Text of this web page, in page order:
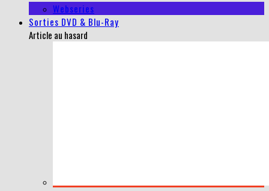
Webseries
Sorties DVD & Blu-Ray
Article au hasard